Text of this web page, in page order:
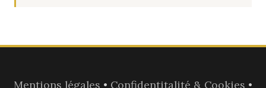
Mentions légales • Confidentitalité & Cookies •